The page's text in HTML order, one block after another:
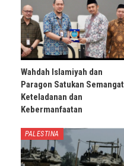
Wahdah Islamiyah dan
Paragon Satukan Semangat
Keteladanan dan
Kebermanfaatan
PALESTINA